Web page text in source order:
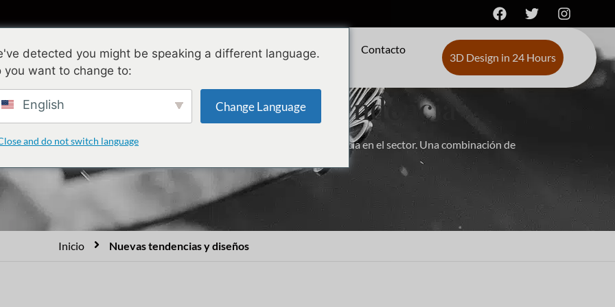
Diseño Calidad Acerca de Contacto
3D Design in 24 Hours
mensual de diseños de tendencia
de joyas personalizadas que honran las tradiciones y marcan tendencia en el sector. Una combinación de
Inicio Nuevas tendencias y diseños
detected you might be speaking a different language.
you want to change to:
English Change Language
and do not switch language